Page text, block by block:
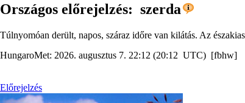
Országos előrejelzés: szerda
Túlnyomóan derült, napos, száraz időre van kilátás. Az
HungaroMet: 2026. augusztus 7. 22:12 (20:12 UTC) [fbhw]
Előrejelzés